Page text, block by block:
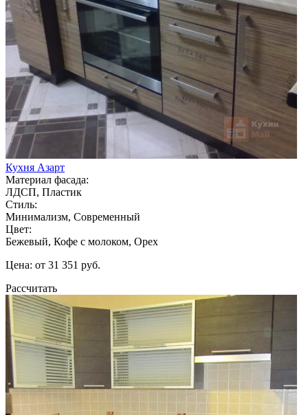
Кухня Азарт
Материал фасада:
ЛДСП, Пластик
Стиль:
Минимализм, Современный
Цвет:
Бежевый, Кофе с молоком, Орех
Цена: от 31 351 руб.
Рассчитать